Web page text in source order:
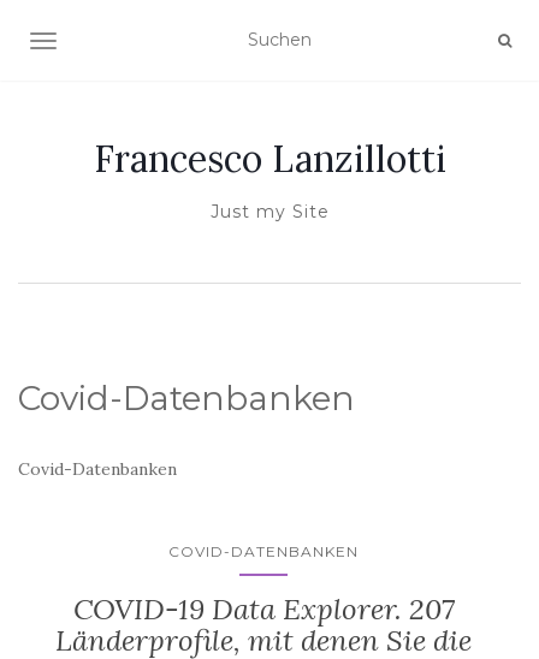
NAVIGATION UMSCHALTEN
Francesco Lanzillotti
Just my Site
Covid-Datenbanken
Covid-Datenbanken
COVID-DATENBANKEN
COVID-19 Data Explorer. 207
Länderprofile, mit denen Sie die